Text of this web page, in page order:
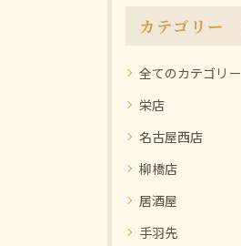
カテゴリー
全てのカテゴリー
栄店
名古屋西店
柳橋店
居酒屋
手羽先